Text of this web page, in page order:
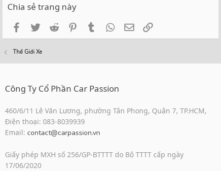
Chia sẻ trang này
FacebookTwitterReddit PinterestTumblrWhatsApp
Email
Thế Giới Xe
Công Ty Cổ Phần Car Passion
460/6/11 Lê Văn Lương, phường Tân Phong, Quận 7, TP.HCM,
Điện thoại: 083-8039939
Email: contact@carpassion.vn
Giấy phép MXH số 256/GP-BTTTT do Bộ TTTT cấp ngày
17/06/2020